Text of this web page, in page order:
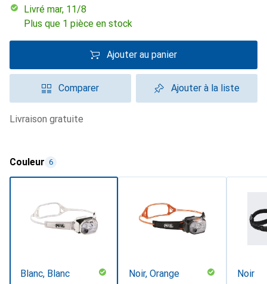
Livré mar, 11/8
Plus que 1 pièce en stock
Ajouter au panier
Comparer Ajouter à la liste
livraison gratuite
Couleur 6
Blanc, Blanc Noir, Orange Noir